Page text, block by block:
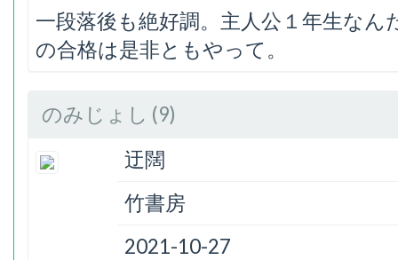
一段落後も絶好調。主人公１年生な
の合格は是非ともやって。
のみじょし (9)
迂闊
竹書房
2021-10-27